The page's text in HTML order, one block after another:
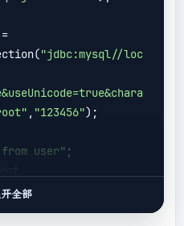
"jdbc:mysql//loc
, "123456"
user"
=
全部